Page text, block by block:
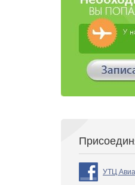
УТЦ